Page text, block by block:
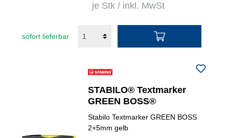
je Stk / inkl. MwSt
sofort lieferbar
STABILO® Textmarker
GREEN BOSS®
Stabilo Textmarker GREEN BOSS
2+5mm gelb